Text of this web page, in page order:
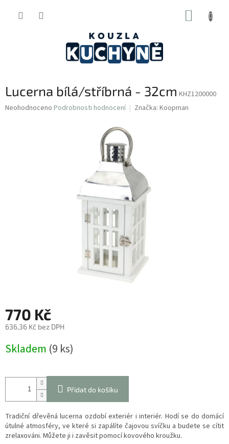
Lucerna bílá/stříbrná - 32cm KHZ1200000
Průměrné
Neohodnoceno Podrobnosti hodnocení Značka: Koopman
770 Kč
636,36 Kč bez DPH
cena:
Skladem (9 ks)
Přidat do košíku
Tradiční dřevěná lucerna ozdobí exteriér i interiér. Hodí se do domácí
útulné atmosféry, ve které si zapálíte čajovou svíčku a budete se cítit
zrelaxováni. Můžete ji i zavěsit pomocí kovového kroužku.